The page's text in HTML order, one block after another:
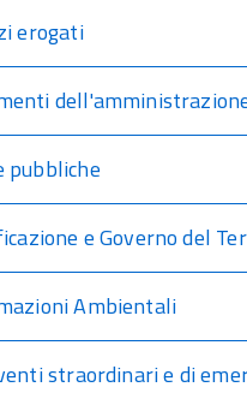
erogati
pubbliche
e Governo del
Ambientali
straordinari e di